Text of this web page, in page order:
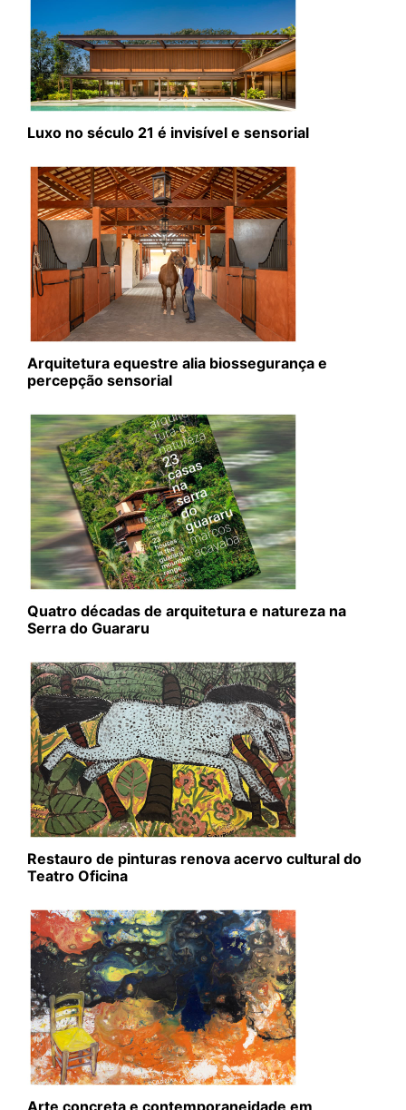
Luxo no século 21 é invisível e sensorial
Arquitetura equestre alia biossegurança e
percepção sensorial
Quatro décadas de arquitetura e natureza na
Serra do Guararu
Restauro de pinturas renova acervo cultural do
Teatro Oficina